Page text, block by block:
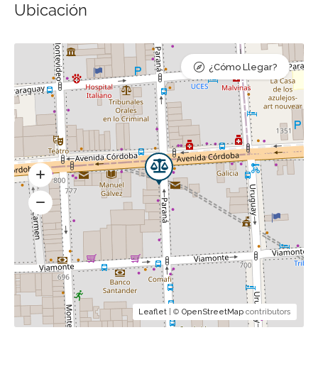
Ubicación
Leaflet | © OpenStreetMap contributors
¿Cómo Llegar?